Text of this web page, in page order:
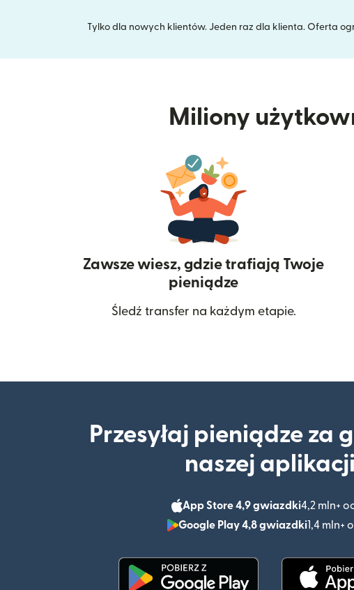
Tylko dla nowych klientów. Jeden raz dla klienta. Oferta
Miliony
Zawsze wiesz, gdzie trafiają Twoje
pieniądze
Śledź transfer na każdym etapie.
Przesyłaj pieniądze za
naszej aplikacji
App Store 4,9 gwiazdki4,2 mln+
Google Play 4,8 gwiazdki1,4 mln+